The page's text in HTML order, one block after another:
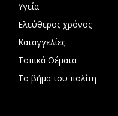
Υγεία
Ελεύθερος χρόνος
Καταγγελίες
Τοπικά Θέματα
Το βήμα του πολίτη